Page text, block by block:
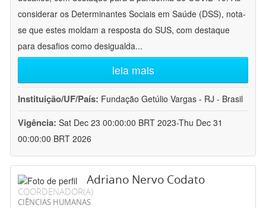
considerar os Determinantes Sociais em Saúde (DSS), nota-
se que estes moldam a resposta do SUS, com destaque
para desafios como desigualda...
leia mais
Instituição/UF/País: Fundação Getúlio Vargas - RJ - Brasil
Vigência: Sat Dec 23 00:00:00 BRT 2023-Thu Dec 31
00:00:00 BRT 2026
Adriano Nervo Codato
COORDENADOR(A)
CIÊNCIAS HUMANAS